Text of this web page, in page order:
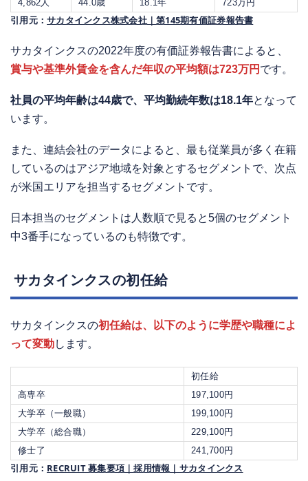
4,862人
44.0歳 18.1年 723万円
引用元：サカタインクス株式会社｜第145期有価証券報告書
サカタインクスの2022年度の有価証券報告書によると、
賞与や基準外賃金を含んだ年収の平均額は723万円 です。
社員の平均年齢は44歳で、平均勤続年数は18.1年となって
います。
また、連結会社のデータによると、最も従業員が多く在籍
しているのはアジア地域を対象とするセグメントで、次点
が米国エリアを担当するセグメントです。
日本担当のセグメントは人数順で見ると5個のセグメント
中3番手になっているのも特徴です。
サカタインクスの初任給
サカタインクスの初任給は、以下のように学歴や職種によ
って変動します。
初任給
高専卒
197,100円
大学卒（一般職）
199,100円
大学卒（総合職）
229,100円
修士了
241,700円
引用元： RECRUIT 募集要項｜採用情報｜サカタインクス